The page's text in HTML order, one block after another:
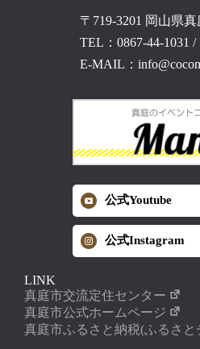
〒719-3201 岡山県
TEL：0867-44-1031 /
E-MAIL：
公式Youtube
公式Instagram
LINK
真庭市交流定住センター
真庭市公式ホームページ
真庭市ふるさと納税(ふるさと